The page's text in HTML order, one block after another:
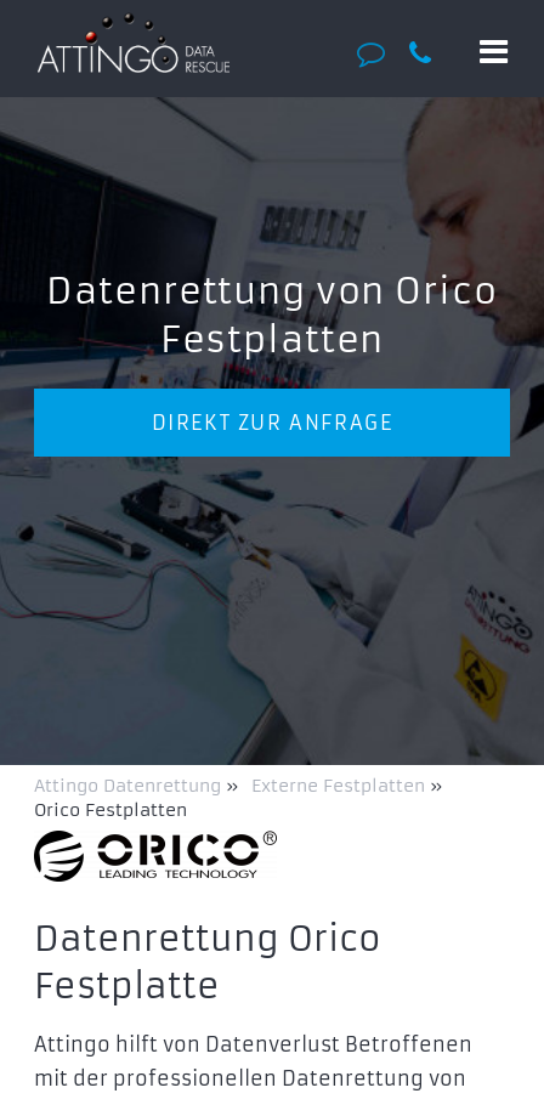
Datenrettung von Orico
Festplatten
DIREKT ZUR ANFRAGE
Attingo Datenrettung » Externe Festplatten »
Orico Festplatten
Datenrettung Orico
Festplatte
Attingo hilft von Datenverlust Betroffenen
mit der professionellen Datenrettung von